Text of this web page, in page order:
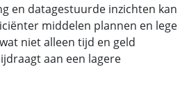
en datagestuurde inzichten kan
middelen plannen en lege
niet alleen tijd en geld
aan een lagere